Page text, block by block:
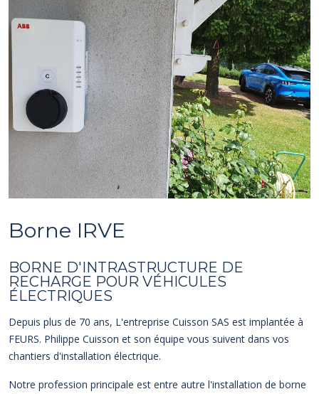
Borne IRVE
BORNE D'INTRASTRUCTURE DE
RECHARGE POUR VÉHICULES
ÉLECTRIQUES
Depuis plus de 70 ans, L'entreprise Cuisson SAS est implantée à
FEURS. Philippe Cuisson et son équipe vous suivent dans vos
chantiers d'installation électrique.
Notre profession principale est entre autre l'installation de borne